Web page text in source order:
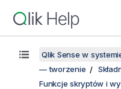
Qlik Sense w
— tworzenie
Funkcje skryptów i